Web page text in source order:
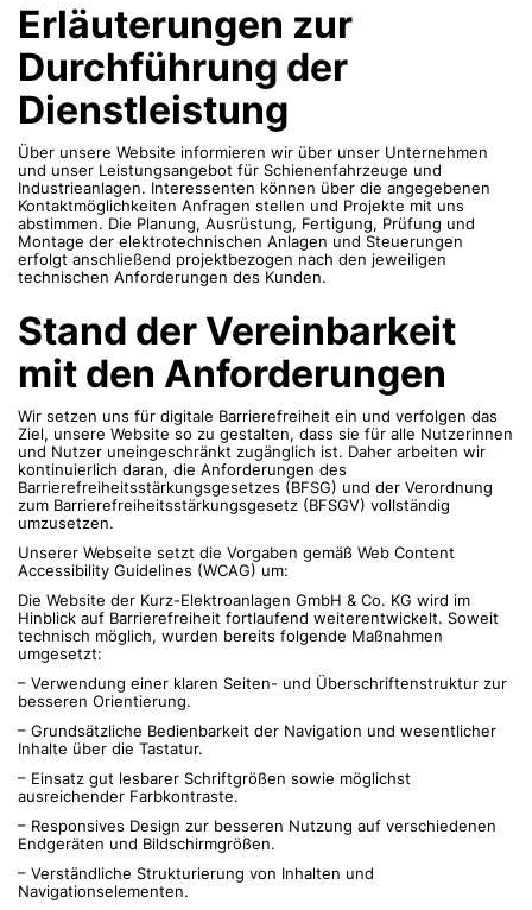
Erläuterungen zur
Durchführung der
Dienstleistung
Über unsere Website informieren wir über unser Unternehmen
und unser Leistungsangebot für Schienenfahrzeuge und
Industrieanlagen. Interessenten können über die angegebenen
Kontaktmöglichkeiten Anfragen stellen und Projekte mit uns
abstimmen. Die Planung, Ausrüstung, Fertigung, Prüfung und
Montage der elektrotechnischen Anlagen und Steuerungen
erfolgt anschließend projektbezogen nach den jeweiligen
technischen Anforderungen des Kunden.
Stand der Vereinbarkeit
mit den Anforderungen
Wir setzen uns für digitale Barrierefreiheit ein und verfolgen das
Ziel, unsere Website so zu gestalten, dass sie für alle Nutzerinnen
und Nutzer uneingeschränkt zugänglich ist. Daher arbeiten wir
kontinuierlich daran, die Anforderungen des
Barrierefreiheitsstärkungsgesetzes (BFSG) und der Verordnung
zum Barrierefreiheitsstärkungsgesetz (BFSGV) vollständig
umzusetzen.
Unserer Webseite setzt die Vorgaben gemäß Web Content
Accessibility Guidelines (WCAG) um:
Die Website der Kurz-Elektroanlagen GmbH & Co. KG wird im
Hinblick auf Barrierefreiheit fortlaufend weiterentwickelt. Soweit
technisch möglich, wurden bereits folgende Maßnahmen
umgesetzt:
– Verwendung einer klaren Seiten- und Überschriftenstruktur zur
besseren Orientierung.
– Grundsätzliche Bedienbarkeit der Navigation und wesentlicher
Inhalte über die Tastatur.
– Einsatz gut lesbarer Schriftgrößen sowie möglichst
ausreichender Farbkontraste.
– Responsives Design zur besseren Nutzung auf verschiedenen
Endgeräten und Bildschirmgrößen.
– Verständliche Strukturierung von Inhalten und
Navigationselementen.